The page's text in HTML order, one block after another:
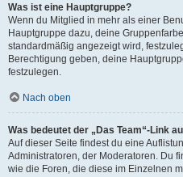
Was ist eine Hauptgruppe?
Wenn du Mitglied in mehr als einer
Hauptgruppe dazu, deine
standardmäßig angezeigt wird,
Berechtigung geben, deine
festzulegen.
Nach oben
Was bedeutet der „Das Team“-Link
Auf dieser Seite findest du eine
Administratoren, der Moderatoren. Du
wie die Foren, die diese im Einzelnen